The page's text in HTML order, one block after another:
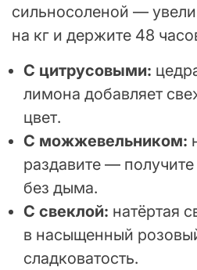
сильносоленой —
на кг и держите 48
С цитрусовыми:
лимона добавляет
цвет.
С можжевельником:
раздавите —
без дыма.
С свеклой: натёртая
в насыщенный
сладковатость.